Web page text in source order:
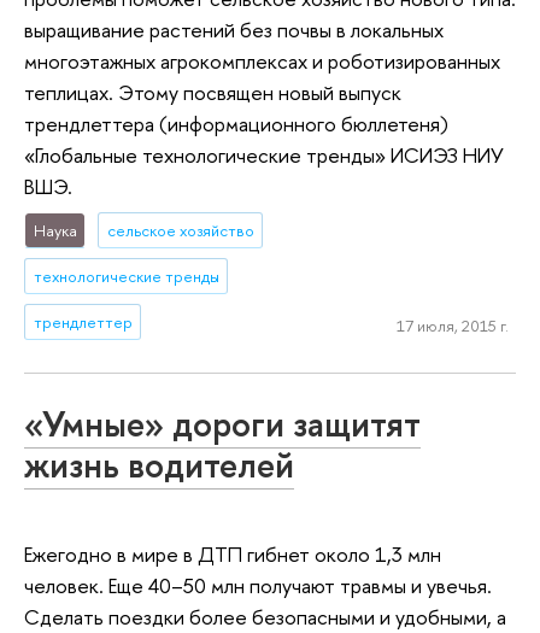
выращивание растений без почвы в локальных
многоэтажных агрокомплексах и роботизированных
теплицах. Этому посвящен новый выпуск
трендлеттера (информационного бюллетеня)
«Глобальные технологические тренды» ИСИЭЗ НИУ
ВШЭ.
Наука сельское хозяйство
технологические тренды
трендлеттер 17 июля, 2015 г.
«Умные» дороги защитят
жизнь водителей
Ежегодно в мире в ДТП гибнет около 1,3 млн
человек. Еще 40–50 млн получают травмы и увечья.
Сделать поездки более безопасными и удобными, а